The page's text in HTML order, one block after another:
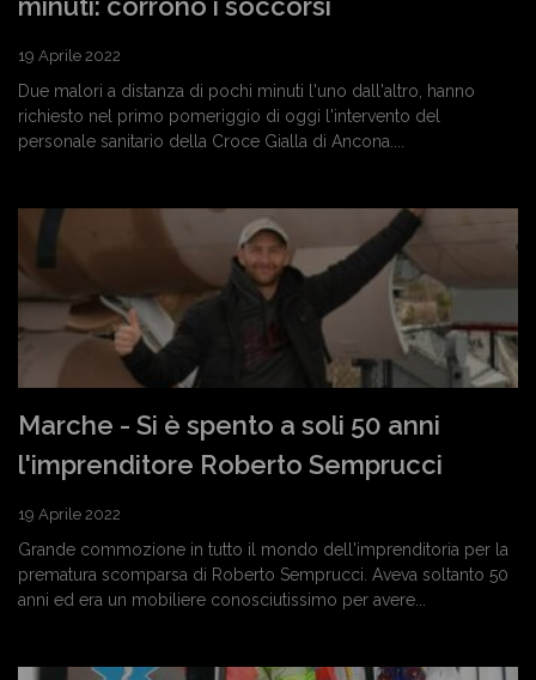
19 Aprile 2022
Due malori a distanza di pochi minuti l'uno dall'altro, hanno
richiesto nel primo pomeriggio di oggi l'intervento del
personale sanitario della Croce Gialla di Ancona....
Marche - Si è spento a soli 50 anni
l'imprenditore Roberto Semprucci
19 Aprile 2022
Grande commozione in tutto il mondo dell'imprenditoria per la
prematura scomparsa di Roberto Semprucci. Aveva soltanto 50
anni ed era un mobiliere conosciutissimo per avere...